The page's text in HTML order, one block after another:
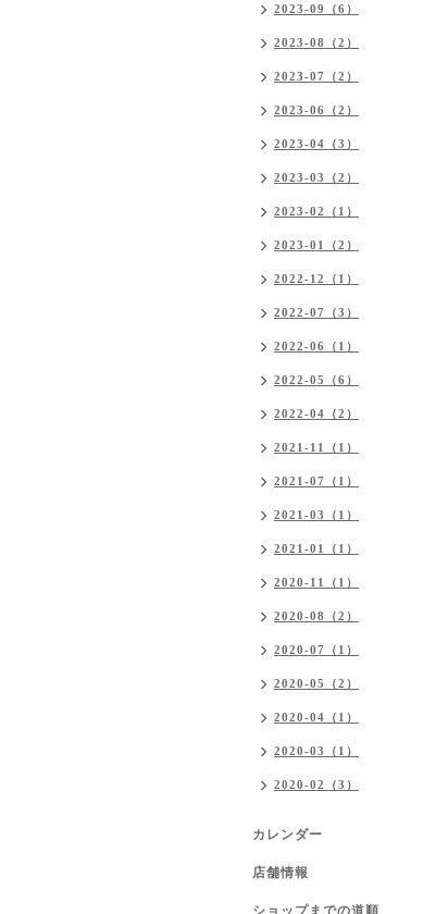
2023-09（6）
2023-08（2）
2023-07（2）
2023-06（2）
2023-04（3）
2023-03（2）
2023-02（1）
2023-01（2）
2022-12（1）
2022-07（3）
2022-06（1）
2022-05（6）
2022-04（2）
2021-11（1）
2021-07（1）
2021-03（1）
2021-01（1）
2020-11（1）
2020-08（2）
2020-07（1）
2020-05（2）
2020-04（1）
2020-03（1）
2020-02（3）
カレンダー
店舗情報
ショップまでの道順